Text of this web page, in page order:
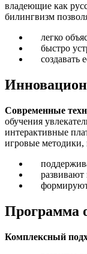
владеющие как
билингвизм
легко
быстро
создавать
Современные
обучения
интерактивные
игровые методики,
развивают
Программа
Комплексный